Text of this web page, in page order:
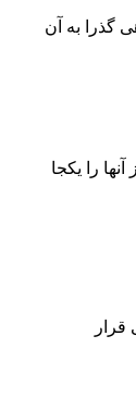
گذرا به آن
را یکجا
قرار